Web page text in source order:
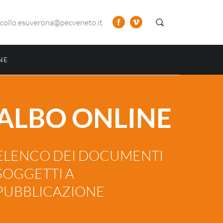
ONLINE
DEI DOCUMENTI
A